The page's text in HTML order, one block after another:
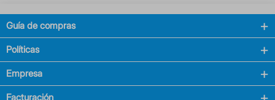
Guía de compras
Políticas
Empresa
Facturación